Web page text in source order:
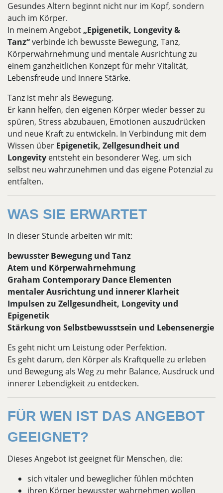
Gesundes Altern beginnt nicht nur im Kopf, sondern
auch im Körper.
In meinem Angebot „Epigenetik, Longevity &
Tanz“verbinde ich bewusste Bewegung, Tanz,
Körperwahrnehmung und mentale Ausrichtung zu
einem ganzheitlichen Konzept für mehr Vitalität,
Lebensfreude und innere Stärke.
Tanz ist mehr als Bewegung.
Er kann helfen, den eigenen Körper wieder besser zu
spüren, Stress abzubauen, Emotionen auszudrücken
und neue Kraft zu entwickeln. In Verbindung mit dem
Wissen über Epigenetik, Zellgesundheit und
Longevity entsteht ein besonderer Weg, um sich
selbst neu wahrzunehmen und das eigene Potenzial zu
entfalten.
WAS SIE ERWARTET
In dieser Stunde arbeiten wir mit:
bewusster Bewegung und Tanz
Atem und Körperwahrnehmung
Graham Contemporary Dance Elementen
mentaler Ausrichtung und innerer Klarheit
Impulsen zu Zellgesundheit, Longevity und
Epigenetik
Stärkung von Selbstbewusstsein und Lebensenergie
Es geht nicht um Leistung oder Perfektion.
Es geht darum, den Körper als Kraftquelle zu erleben
und Bewegung als Weg zu mehr Balance, Ausdruck und
innerer Lebendigkeit zu entdecken.
FÜR WEN IST DAS ANGEBOT
GEEIGNET?
Dieses Angebot ist geeignet für Menschen, die:
sich vitaler und beweglicher fühlen möchten
ihren Körper bewusster wahrnehmen wollen